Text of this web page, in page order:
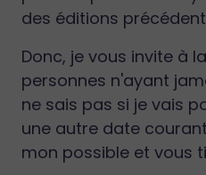
des éditions
Donc, je vous invite à
personnes n'ayant
ne sais pas si je vais
une autre date
mon possible et vous